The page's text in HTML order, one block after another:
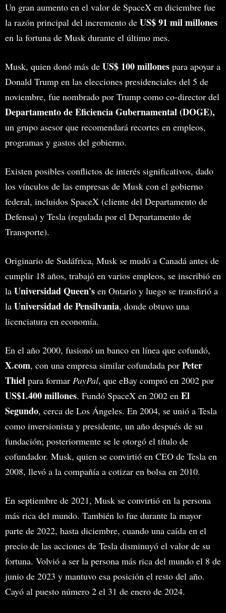
Un gran aumento en el valor de SpaceX en diciembre fue
la razón principal del incremento de US$ 91 mil millones
en la fortuna de Musk durante el último mes.
Musk, quien donó más de US$ 100 millones para apoyar a
Donald Trump en las elecciones presidenciales del 5 de
noviembre, fue nombrado por Trump como co-director del
Departamento de Eficiencia Gubernamental (DOGE),
un grupo asesor que recomendará recortes en empleos,
programas y gastos del gobierno.
Existen posibles conflictos de interés significativos, dado
los vínculos de las empresas de Musk con el gobierno
federal, incluidos SpaceX (cliente del Departamento de
Defensa) y Tesla (regulada por el Departamento de
Transporte).
Originario de Sudáfrica, Musk se mudó a Canadá antes de
cumplir 18 años, trabajó en varios empleos, se inscribió en
la Universidad Queen's en Ontario y luego se transfirió a
la Universidad de Pensilvania, donde obtuvo una
licenciatura en economía.
En el año 2000, fusionó un banco en línea que cofundó,
X.com, con una empresa similar cofundada por Peter
Thiel para formar PayPal, que eBay compró en 2002 por
US$1.400 millones. Fundó SpaceX en 2002 en El
Segundo, cerca de Los Ángeles. En 2004, se unió a Tesla
como inversionista y presidente, un año después de su
fundación; posteriormente se le otorgó el título de
cofundador. Musk, quien se convirtió en CEO de Tesla en
2008, llevó a la compañía a cotizar en bolsa en 2010.
En septiembre de 2021, Musk se convirtió en la persona
más rica del mundo. También lo fue durante la mayor
parte de 2022, hasta diciembre, cuando una caída en el
precio de las acciones de Tesla disminuyó el valor de su
fortuna. Volvió a ser la persona más rica del mundo el 8 de
junio de 2023 y mantuvo esa posición el resto del año.
Cayó al puesto número 2 el 31 de enero de 2024.